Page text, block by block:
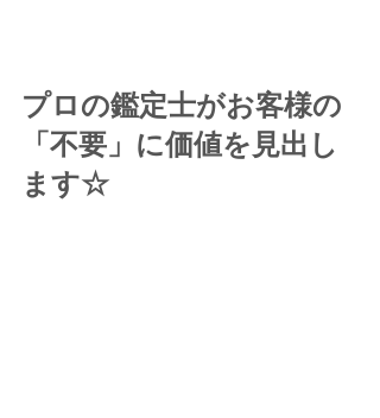
プロの鑑定士がお客様の
「不要」に価値を見出し
ます☆